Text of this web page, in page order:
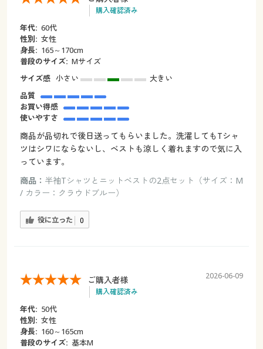
購入確認済み
年代: 60代
性別: 女性
身長: 165～170cm
普段のサイズ: Mサイズ
サイズ感 小さい
大きい
品質
お買い得感
使いやすさ
商品が品切れで後日送ってもらいました。洗濯してもTシャ
ツはシワにならないし、ベストも涼しく着れますので気に入
っています。
商品： 半袖Tシャツとニットベストの2点セット（サイズ：M
/ カラー：クラウドブルー）
役に立った 0
ご購入者様
購入確認済み
2026-06-09
年代: 50代
性別: 女性
身長: 160～165cm
普段のサイズ: 基本M